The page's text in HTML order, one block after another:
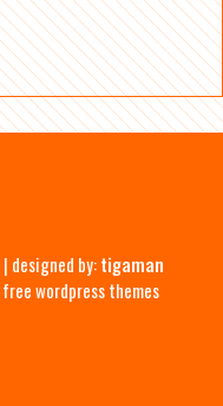
| designed by:tigaman
free wordpress themes